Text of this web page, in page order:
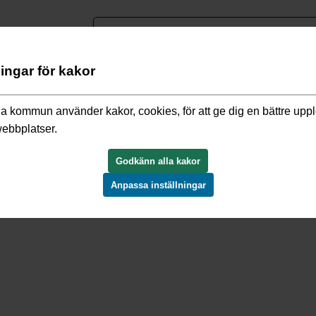
detaljplaner/Gällande detaljplaner/Lindholmen Sydöstra
för kakor
kommun använder kakor, cookies, för att ge dig en bättre
Godkänn alla kakor
Anpassa inställningar